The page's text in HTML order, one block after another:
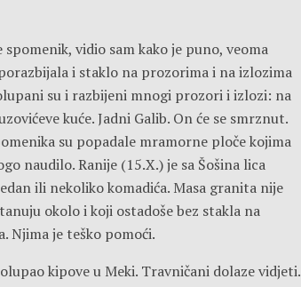
vidio sam kako je puno, veoma
i staklo na prozorima i na izlozima
su i razbijeni mnogi prozori i izlozi: na
kuće. Jadni Galib. On će se smrznut.
su popadale mramorne ploče kojima
naudilo. Ranije (15.X.) je sa Šošina lica
ili nekoliko komadića. Masa granita nije
okolo i koji ostadoše bez stakla na
Njima je teško pomoći.
kipove u Meki. Travničani dolaze vidjeti.